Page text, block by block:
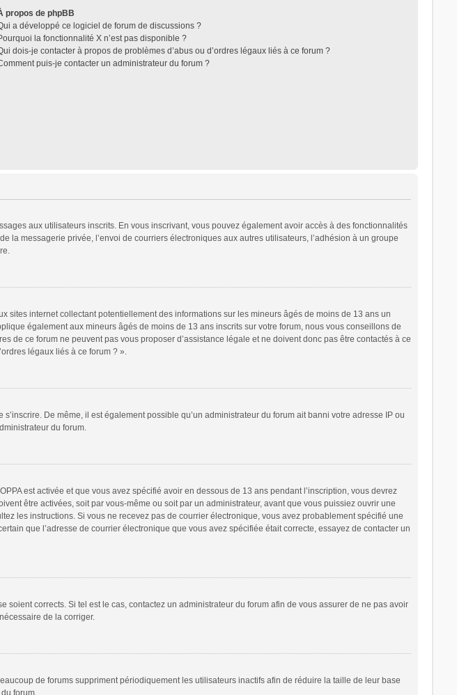
propos de phpBB
a développé ce logiciel de forum de discussions ?
la fonctionnalité X n’est pas disponible ?
dois-je contacter à propos de problèmes d’abus ou d’ordres légaux liés à ce forum ?
puis-je contacter un administrateur du forum ?
aux utilisateurs inscrits. En vous inscrivant, vous pouvez également avoir accès à des fonctionnalités
la messagerie privée, l’envoi de courriers électroniques aux autres utilisateurs, l’adhésion à un groupe
sites internet collectant potentiellement des informations sur les mineurs âgés de moins de 13 ans un
également aux mineurs âgés de moins de 13 ans inscrits sur votre forum, nous vous conseillons de
ce forum ne peuvent pas vous proposer d’assistance légale et ne doivent donc pas être contactés à ce
légaux liés à ce forum ? ».
De même, il est également possible qu’un administrateur du forum ait banni votre adresse IP ou
du forum.
est activée et que vous avez spécifié avoir en dessous de 13 ans pendant l’inscription, vous devrez
être activées, soit par vous-même ou soit par un administrateur, avant que vous puissiez ouvrir une
les instructions. Si vous ne recevez pas de courrier électronique, vous avez probablement spécifié une
que l’adresse de courrier électronique que vous avez spécifiée était correcte, essayez de contacter un
corrects. Si tel est le cas, contactez un administrateur du forum afin de vous assurer de ne pas avoir
de la corriger.
de forums suppriment périodiquement les utilisateurs inactifs afin de réduire la taille de leur base
forum.